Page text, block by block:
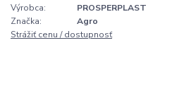
Výrobca:
PROSPERPLAST
Značka:
Agro
Strážiť cenu / dostupnosť